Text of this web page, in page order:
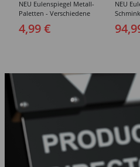
NEU Eulenspiegel Metall-
Paletten - Verschiedene
4,99 €
NEU